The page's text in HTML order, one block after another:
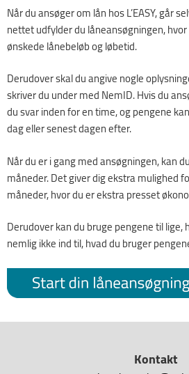
Når du ansøger om lån hos L’EASY, går
nettet udfylder du låneansøgningen,
ønskede lånebeløb og løbetid.
Derudover skal du angive nogle
skriver du under med NemID. Hvis du
du svar inden for en time, og pengene
dag eller senest dagen efter.
Når du er i gang med ansøgningen, kan
måneder. Det giver dig ekstra mulighed
måneder, hvor du er ekstra presset
Derudover kan du bruge pengene til lige,
nemlig ikke ind til, hvad du bruger
Kontakt